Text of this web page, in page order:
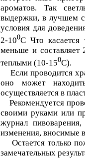
ароматов. Так
выдержки, в лучшем
условия для
2-100С Что касается
меньше и составляет
теплыми (10-150С).
Если проводится
оно может
осуществляется в
Рекомендуется
своими руками или
журнал
изменения, вносимые
Остается только
замечательных